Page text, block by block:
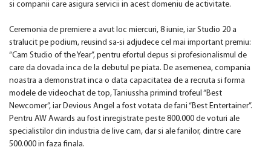
si companii care asigura servicii in acest domeniu de activitate.
Ceremonia de premiere a avut loc miercuri, 8 iunie, iar Studio 20 a
stralucit pe podium, reusind sa-si adjudece cel mai important premiu:
“Cam Studio of the Year”, pentru efortul depus si profesionalismul de
care da dovada inca de la debutul pe piata. De asemenea, compania
noastra a demonstrat inca o data capacitatea de a recruta si forma
modele de videochat de top, Taniussha primind trofeul “Best
Newcomer”, iar Devious Angel a fost votata de fani “Best Entertainer”.
Pentru AW Awards au fost inregistrate peste 800.000 de voturi ale
specialistilor din industria de live cam, dar si ale fanilor, dintre care
500.000 in faza finala.